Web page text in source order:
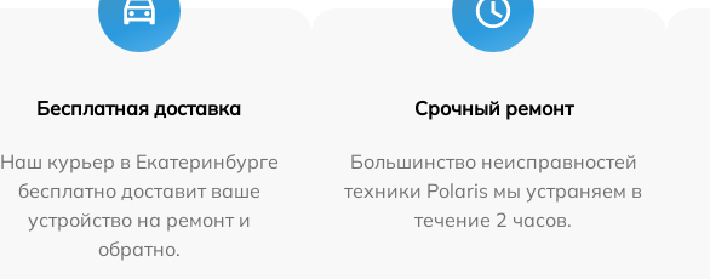
Бесплатная доставка
Наш курьер в Екатеринбурге
бесплатно доставит ваше
устройство на ремонт и
обратно.
Срочный ремонт
Большинство неисправностей
техники Polaris мы устраняем в
течение 2 часов.